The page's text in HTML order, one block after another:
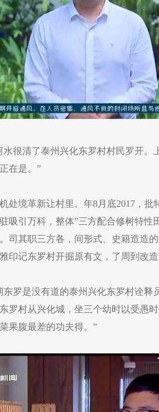
清了泰州兴化东罗村村民罗开。
在是。”
境革新让村里。年8月底2017，批
吸引万科，整体”三方配合修树特性
司其职三方各，间形式、史籍造造
印记东罗村开掘原有文，了周到改
是没有道的泰州兴化东罗村诠释
罗村从兴化城，坐三个幼时以受愚
果腹最差的功夫得。”